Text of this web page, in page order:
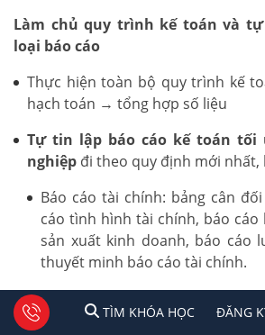
Làm chủ quy trình kế toán và
loại báo cáo
Thực hiện toàn bộ quy trình kế
hạch toán → tổng hợp số liệu
Tự tin lập báo cáo kế toán tối
nghiệp đi theo quy định mới nhất,
Báo cáo tài chính: bảng cân
cáo tình hình tài chính, báo
sản xuất kinh doanh, báo cáo
thuyết minh báo cáo tài chính.
Báo cáo thuế: Tờ khai thuế
theo quy định hiện hành
TÌM KHÓA HỌC
1 2 Tư
TÌM KHÓA HỌC ĐĂNG